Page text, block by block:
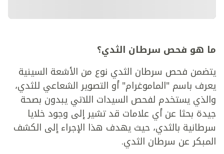
ما هو فحص سرطان الثدي؟
يتضمن فحص سرطان الثدي نوع من الأشعة السينية
يعرف باسم "الماموغرام" أو التصوير الشعاعي للثدي،
والذي يستخدم لفحص السيدات اللاتي يبدون بصحة
جيدة بحثا عن أي علامات قد تشير إلى وجود خلايا
سرطانية بالثدي، حيث يهدف هذا الإجراء إلى الكشف
المبكر عن سرطان الثدي.